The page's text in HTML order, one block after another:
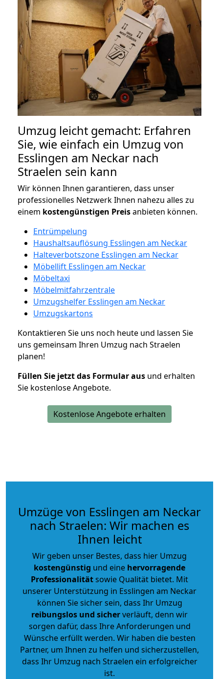
Umzug leicht gemacht: Erfahren
Sie, wie einfach ein Umzug von
Esslingen am Neckar nach
Straelen sein kann
Wir können Ihnen garantieren, dass unser
professionelles Netzwerk Ihnen nahezu alles zu
einem kostengünstigen Preisanbieten können.
Entrümpelung
Haushaltsauflösung Esslingen am Neckar
Halteverbotszone Esslingen am Neckar
Möbellift Esslingen am Neckar
Möbeltaxi
Möbelmitfahrzentrale
Umzugshelfer Esslingen am Neckar
Umzugskartons
Kontaktieren Sie uns noch heute und lassen Sie
uns gemeinsam Ihren Umzug nach Straelen
planen!
Füllen Sie jetzt das Formular aus und erhalten
Sie kostenlose Angebote.
Kostenlose Angebote erhalten
Umzüge von Esslingen am Neckar
nach Straelen: Wir machen es
Ihnen leicht
Wir geben unser Bestes, dass hier Umzug
kostengünstig und eine hervorragende
Professionalitätsowie Qualität bietet. Mit
unserer Unterstützung in Esslingen am Neckar
können Sie sicher sein, dass Ihr Umzug
reibungslos und sicherverläuft, denn wir
sorgen dafür, dass Ihre Anforderungen und
Wünsche erfüllt werden. Wir haben die besten
Partner, um Ihnen zu helfen und sicherzustellen,
dass Ihr Umzug nach Straelen ein erfolgreicher
ist.